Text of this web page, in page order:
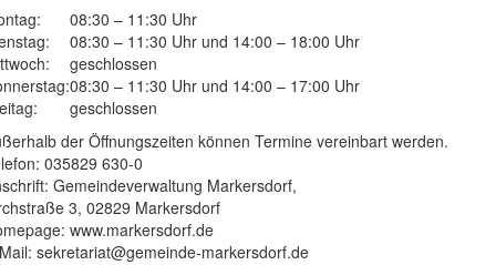
08:30 – 11:30 Uhr
08:30 – 11:30 Uhr und 14:00 – 18:00 Uhr
geschlossen
08:30 – 11:30 Uhr und 14:00 – 17:00 Uhr
geschlossen
der Öffnungszeiten können Termine vereinbart werden.
035829 630-0
Gemeindeverwaltung Markersdorf,
3, 02829 Markersdorf
www.markersdorf.de
sekretariat@gemeinde-markersdorf.de